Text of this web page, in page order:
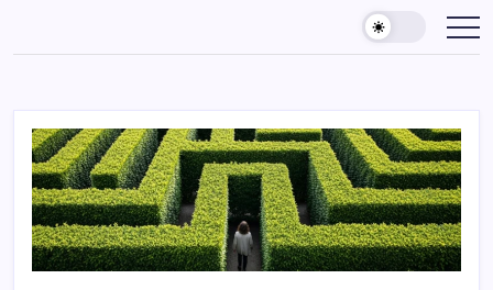
content